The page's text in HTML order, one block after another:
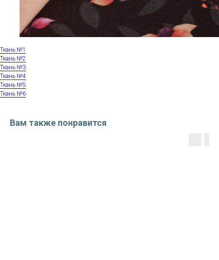
Ткань №1
Ткань №2
Ткань №3
Ткань №4
Ткань №5
Ткань №6
Вам также понравится